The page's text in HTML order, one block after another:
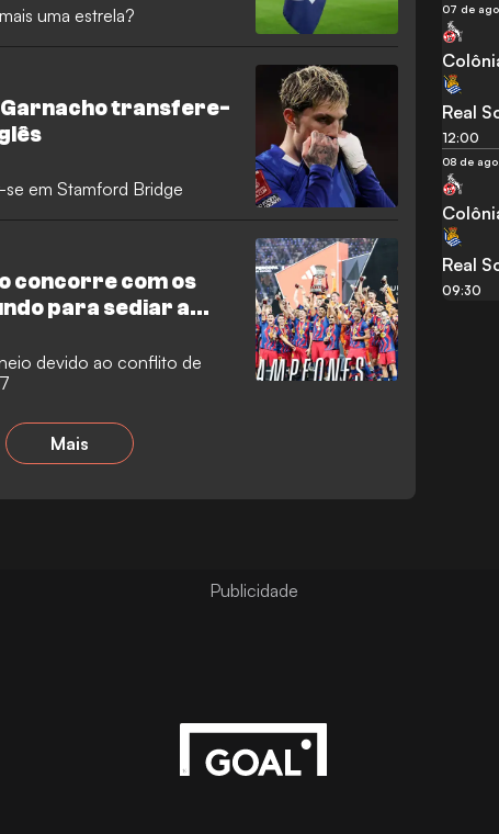
uma estrela?
Garnacho transfere-
em Stamford Bridge
concorre com os
para sediar a
devido ao conflito de
Mais
07 de ago.
Real
12:00
08 de ago.
Real
09:30